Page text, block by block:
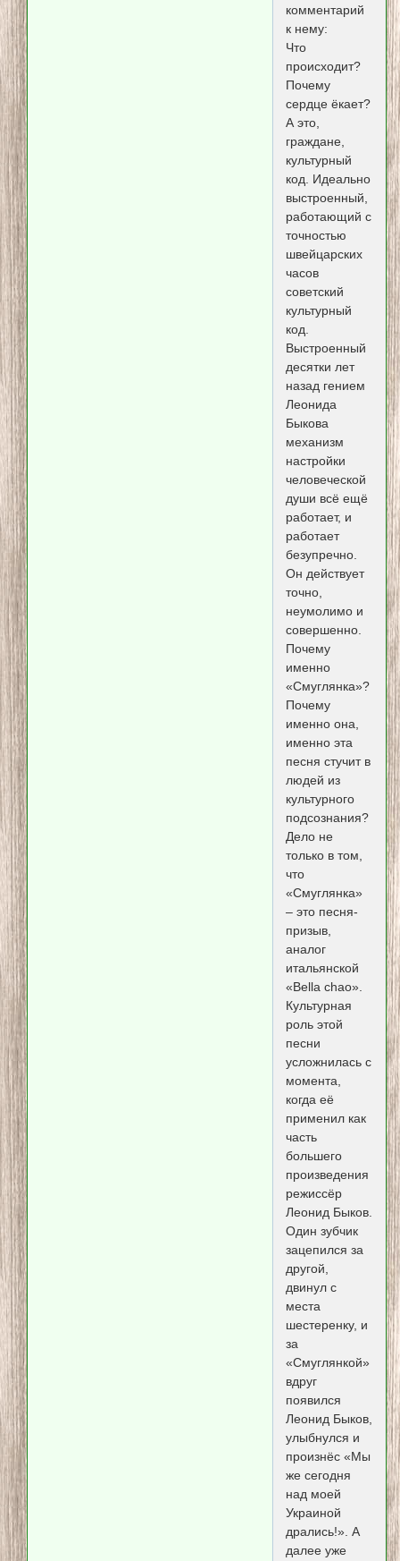
комментарий
к нему:
Что
происходит?
Почему
сердце ёкает?
А это,
граждане,
культурный
код. Идеально
выстроенный,
работающий с
точностью
швейцарских
часов
советский
культурный
код.
Выстроенный
десятки лет
назад гением
Леонида
Быкова
механизм
настройки
человеческой
души всё ещё
работает, и
работает
безупречно.
Он действует
точно,
неумолимо и
совершенно.
Почему
именно
«Смуглянка»?
Почему
именно она,
именно эта
песня стучит в
людей из
культурного
подсознания?
Дело не
только в том,
что
«Смуглянка»
– это песня-
призыв,
аналог
итальянской
«Bella chao».
Культурная
роль этой
песни
усложнилась с
момента,
когда её
применил как
часть
большего
произведения
режиссёр
Леонид Быков.
Один зубчик
зацепился за
другой,
двинул с
места
шестеренку, и
за
«Смуглянкой»
вдруг
появился
Леонид Быков,
улыбнулся и
произнёс «Мы
же сегодня
над моей
Украиной
дрались!». А
далее уже